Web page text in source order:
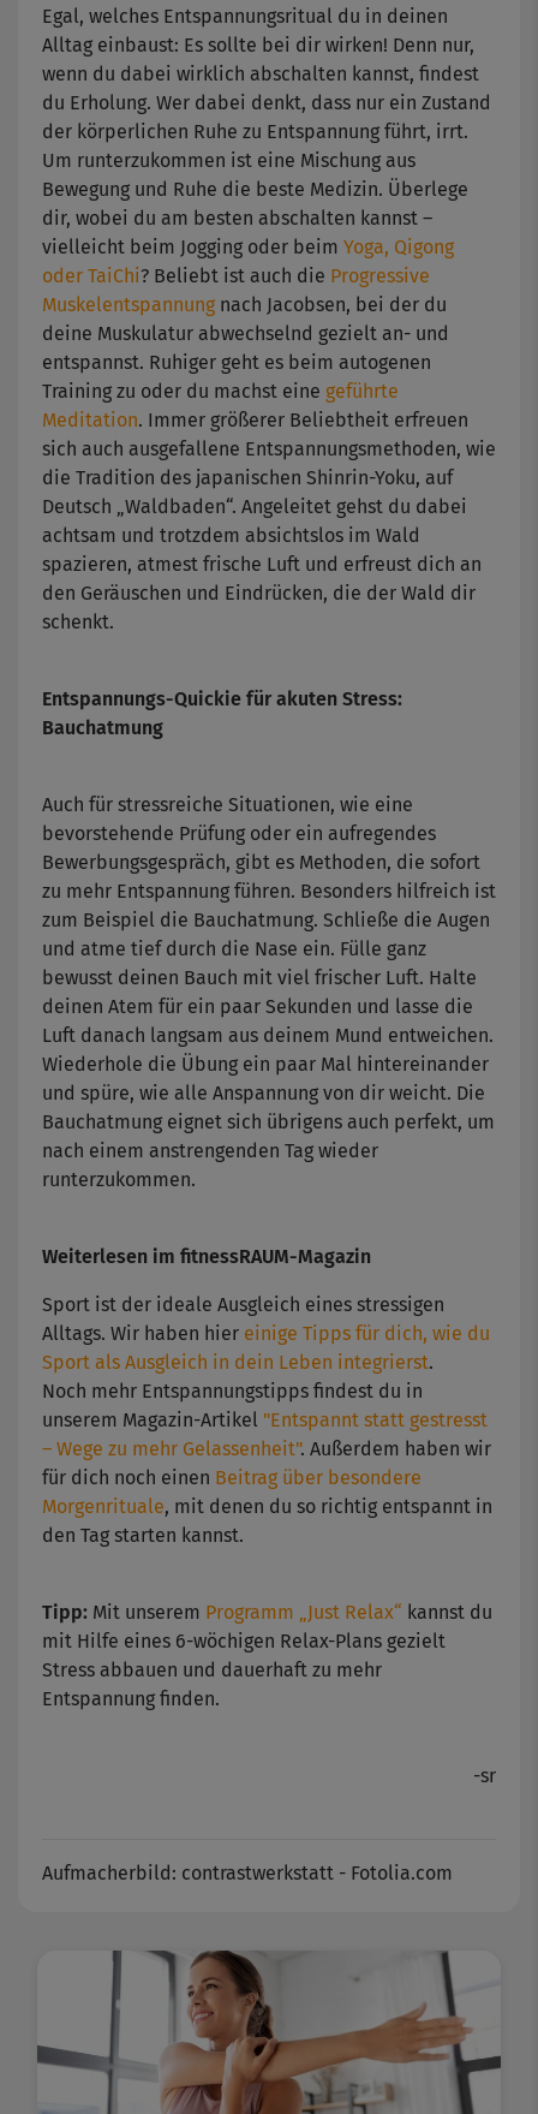
Egal, welches Entspannungsritual du in deinen
Alltag einbaust: Es sollte bei dir wirken! Denn nur,
wenn du dabei wirklich abschalten kannst, findest
du Erholung. Wer dabei denkt, dass nur ein Zustand
der körperlichen Ruhe zu Entspannung führt, irrt.
Um runterzukommen ist eine Mischung aus
Bewegung und Ruhe die beste Medizin. Überlege
dir, wobei du am besten abschalten kannst –
vielleicht beim Jogging oder beim Yoga, Qigong
oder TaiChi? Beliebt ist auch die Progressive
Muskelentspannung nach Jacobsen, bei der du
deine Muskulatur abwechselnd gezielt an- und
entspannst. Ruhiger geht es beim autogenen
Training zu oder du machst eine geführte
Meditation. Immer größerer Beliebtheit erfreuen
sich auch ausgefallene Entspannungsmethoden, wie
die Tradition des japanischen Shinrin-Yoku, auf
Deutsch „Waldbaden“. Angeleitet gehst du dabei
achtsam und trotzdem absichtslos im Wald
spazieren, atmest frische Luft und erfreust dich an
den Geräuschen und Eindrücken, die der Wald dir
schenkt.
Entspannungs-Quickie für akuten Stress:
Bauchatmung
Auch für stressreiche Situationen, wie eine
bevorstehende Prüfung oder ein aufregendes
Bewerbungsgespräch, gibt es Methoden, die sofort
zu mehr Entspannung führen. Besonders hilfreich ist
zum Beispiel die Bauchatmung. Schließe die Augen
und atme tief durch die Nase ein. Fülle ganz
bewusst deinen Bauch mit viel frischer Luft. Halte
deinen Atem für ein paar Sekunden und lasse die
Luft danach langsam aus deinem Mund entweichen.
Wiederhole die Übung ein paar Mal hintereinander
und spüre, wie alle Anspannung von dir weicht. Die
Bauchatmung eignet sich übrigens auch perfekt, um
nach einem anstrengenden Tag wieder
runterzukommen.
Weiterlesen im fitnessRAUM-Magazin
Sport ist der ideale Ausgleich eines stressigen
Alltags. Wir haben hier ​einige Tipps für dich, wie du
Sport als Ausgleich in dein Leben integrierst​.
Noch mehr Entspannungstipps findest du in
unserem Magazin-Artikel "Entspannt statt gestresst
– Wege zu mehr Gelassenheit". Außerdem haben wir
für dich noch einen Beitrag über besondere
Morgenrituale, mit denen du so richtig entspannt in
den Tag starten kannst.
Tipp: Mit unserem Programm „Just Relax“ kannst du
mit Hilfe eines 6-wöchigen Relax-Plans gezielt
Stress abbauen und dauerhaft zu mehr
Entspannung finden.
-sr
Aufmacherbild: contrastwerkstatt - Fotolia.com